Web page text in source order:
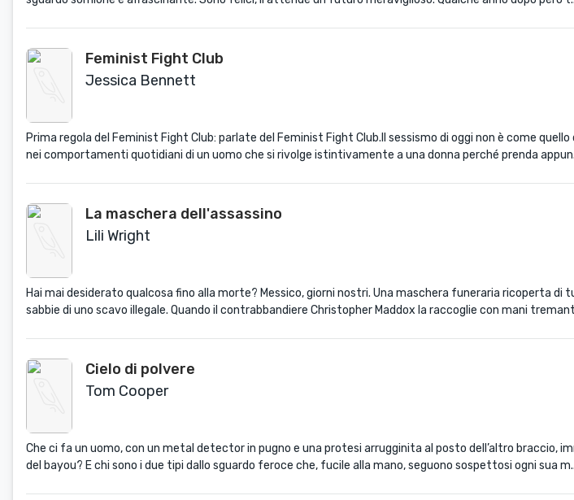
Feminist Fight Club
Jessica Bennett
Prima regola del Feminist Fight Club: parlate del Feminist Fight Club.Il sessismo di oggi non è come
nei comportamenti quotidiani di un uomo che si rivolge istintivamente a una donna perché prenda
La maschera dell'assassino
Lili Wright
Hai mai desiderato qualcosa fino alla morte? Messico, giorni nostri. Una maschera funeraria ricoperta di
sabbie di uno scavo illegale. Quando il contrabbandiere Christopher Maddox la raccoglie con mani
Cielo di polvere
Tom Cooper
Che ci fa un uomo, con un metal detector in pugno e una protesi arrugginita al posto dell’altro braccio,
del bayou? E chi sono i due tipi dallo sguardo feroce che, fucile alla mano, seguono sospettosi ogni sua